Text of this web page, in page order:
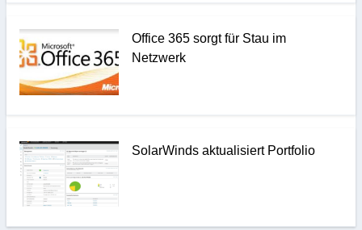
Office 365 sorgt für Stau im
Netzwerk
SolarWinds aktualisiert Portfolio